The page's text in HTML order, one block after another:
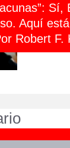
Sí,
Aquí
Robert F.